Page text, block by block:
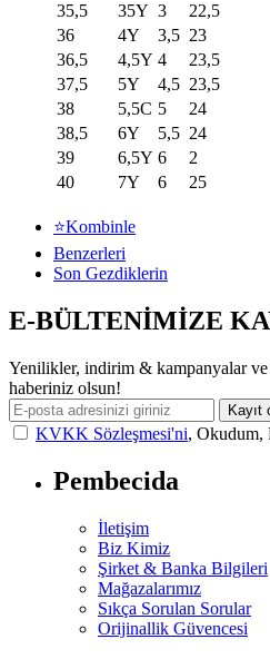
35,5
35Y 3
22,5
36
4Y 3,5 23
36,5
4,5Y 4
23,5
37,5
5Y 4,5 23,5
38
5,5C 5
24
38,5
6Y 5,5 24
39
6,5Y 6
2
40
7Y 6 25
⭐Kombinle
Benzerleri
Son Gezdiklerin
E-BÜLTENİMİZE
Yenilikler, indirim & kampanyalar ve
haberiniz olsun!
Kayıt
KVKK Sözleşmesi'ni, Okudum,
Pembecida
İletişim
Biz Kimiz
Şirket & Banka Bilgileri
Mağazalarımız
Sıkça Sorulan Sorular
Orijinallik Güvencesi